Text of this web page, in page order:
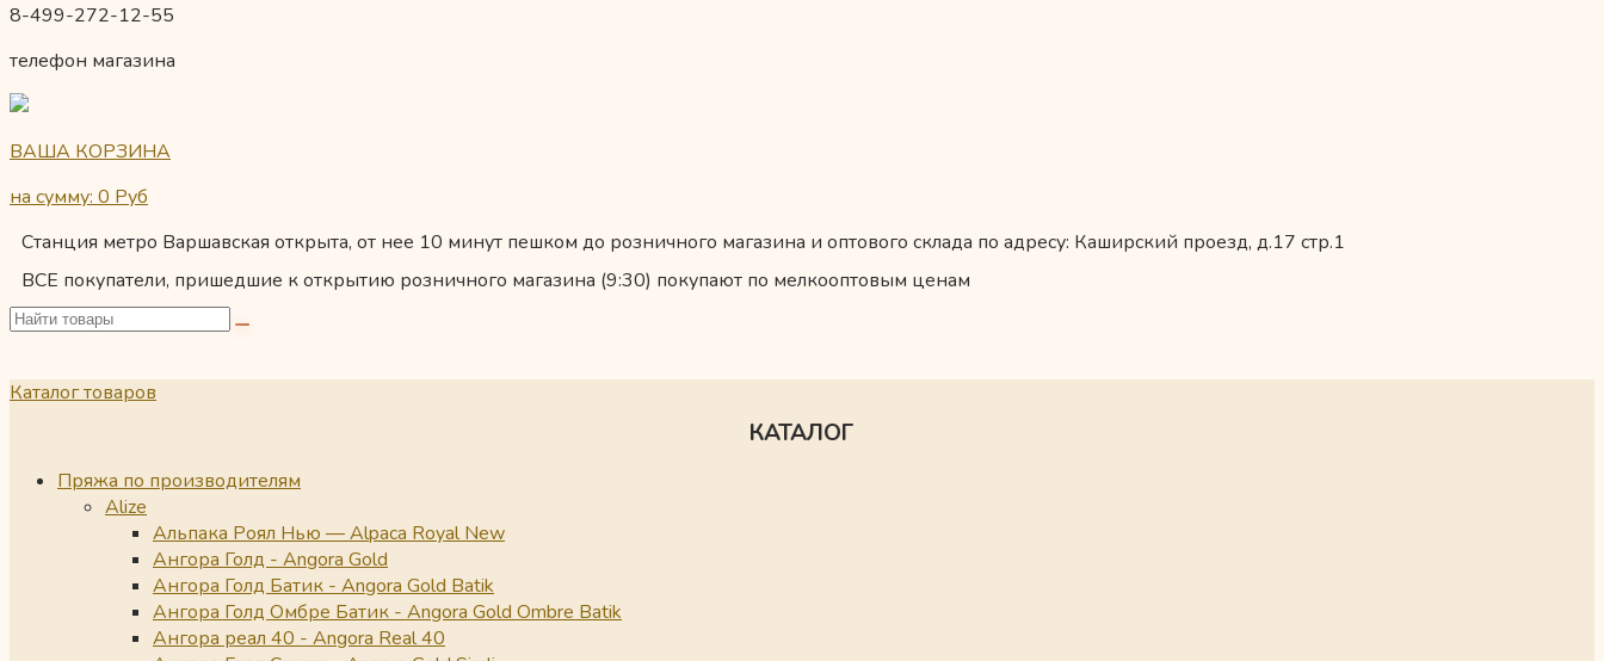
8-499-272-12-55
телефон магазина
ВАША КОРЗИНА
на сумму: 0 Руб
Станция метро Варшавская открыта, от нее 10 минут пешком до розничного магазина и оптового склада по адресу: Каширский проезд, д.17 стр.1
ВСЕ покупатели, пришедшие к открытию розничного магазина (9:30) покупают по мелкооптовым ценам
Каталог товаров
КАТАЛОГ
Пряжа по производителям
Alize
Альпака Роял Нью — Alpaca Royal New
Ангора Голд - Angora Gold
Ангора Голд Батик - Angora Gold Batik
Ангора Голд Омбре Батик - Angora Gold Ombre Batik
Ангора реал 40 - Angora Real 40